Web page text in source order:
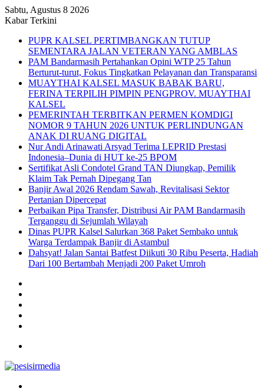
Sabtu, Agustus 8 2026
Kabar Terkini
PUPR KALSEL PERTIMBANGKAN TUTUP
SEMENTARA JALAN VETERAN YANG AMBLAS
PAM Bandarmasih Pertahankan Opini WTP 25 Tahun
Berturut-turut, Fokus Tingkatkan Pelayanan dan Transparansi
MUAYTHAI KALSEL MASUK BABAK BARU,
FERINA TERPILIH PIMPIN PENGPROV. MUAYTHAI
KALSEL
PEMERINTAH TERBITKAN PERMEN KOMDIGI
NOMOR 9 TAHUN 2026 UNTUK PERLINDUNGAN
ANAK DI RUANG DIGITAL
Nur Andi Arinawati Arsyad Terima LEPRID Prestasi
Indonesia–Dunia di HUT ke-25 BPOM
Sertifikat Asli Condotel Grand TAN Diungkap, Pemilik
Klaim Tak Pernah Dipegang Tan
Banjir Awal 2026 Rendam Sawah, Revitalisasi Sektor
Pertanian Dipercepat
Perbaikan Pipa Transfer, Distribusi Air PAM Bandarmasih
Terganggu di Sejumlah Wilayah
Dinas PUPR Kalsel Salurkan 368 Paket Sembako untuk
Warga Terdampak Banjir di Astambul
Dahsyat! Jalan Santai Batfest Diikuti 30 Ribu Peserta, Hadiah
Dari 100 Bertambah Menjadi 200 Paket Umroh